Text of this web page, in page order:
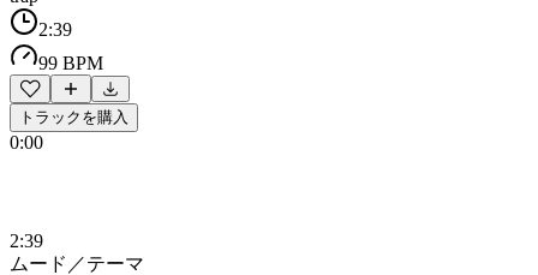
2:39
99 BPM
トラックを購入
0:00
2:39
ムード／テーマ